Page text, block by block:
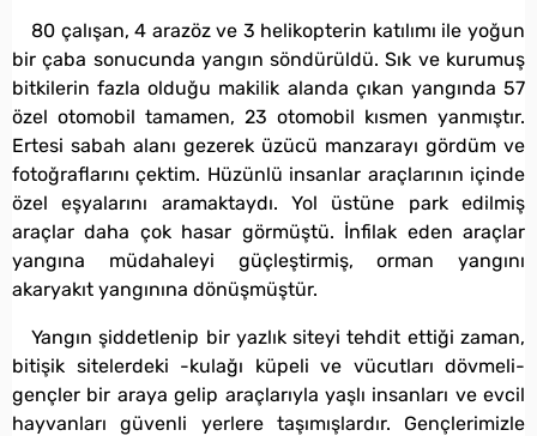
80 çalışan, 4 arazöz ve 3 helikopterin katılımı ile yoğun
bir çaba sonucunda yangın söndürüldü. Sık ve kurumuş
bitkilerin fazla olduğu makilik alanda çıkan yangında 57
özel otomobil tamamen, 23 otomobil kısmen yanmıştır.
Ertesi sabah alanı gezerek üzücü manzarayı gördüm ve
fotoğraflarını çektim. Hüzünlü insanlar araçlarının içinde
özel eşyalarını aramaktaydı. Yol üstüne park edilmiş
araçlar daha çok hasar görmüştü. İnfilak eden araçlar
yangına müdahaleyi güçleştirmiş, orman yangını
akaryakıt yangınına dönüşmüştür.
Yangın şiddetlenip bir yazlık siteyi tehdit ettiği zaman,
bitişik sitelerdeki -kulağı küpeli ve vücutları dövmeli-
gençler bir araya gelip araçlarıyla yaşlı insanları ve evcil
hayvanları güvenli yerlere taşımışlardır. Gençlerimizle